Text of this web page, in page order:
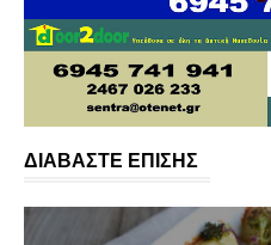
ΔΙΑΒΑΣΤΕ ΕΠΙΣΗΣ